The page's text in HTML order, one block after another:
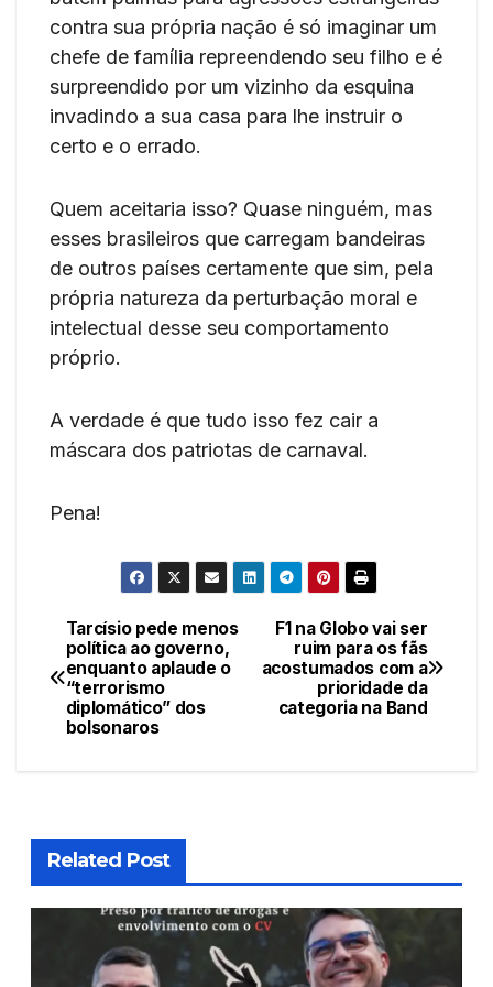
contra sua própria nação é só imaginar um
chefe de família repreendendo seu filho e é
surpreendido por um vizinho da esquina
invadindo a sua casa para lhe instruir o
certo e o errado.
Quem aceitaria isso? Quase ninguém, mas
esses brasileiros que carregam bandeiras
de outros países certamente que sim, pela
própria natureza da perturbação moral e
intelectual desse seu comportamento
próprio.
A verdade é que tudo isso fez cair a
máscara dos patriotas de carnaval.
Pena!
Navegação
de
Post
F1 na Globo vai ser
ruim para os fãs
acostumados com a
prioridade da
categoria na Band
Tarcísio pede menos
política ao governo,
enquanto aplaude o
“terrorismo
diplomático” dos
bolsonaros
Related Post